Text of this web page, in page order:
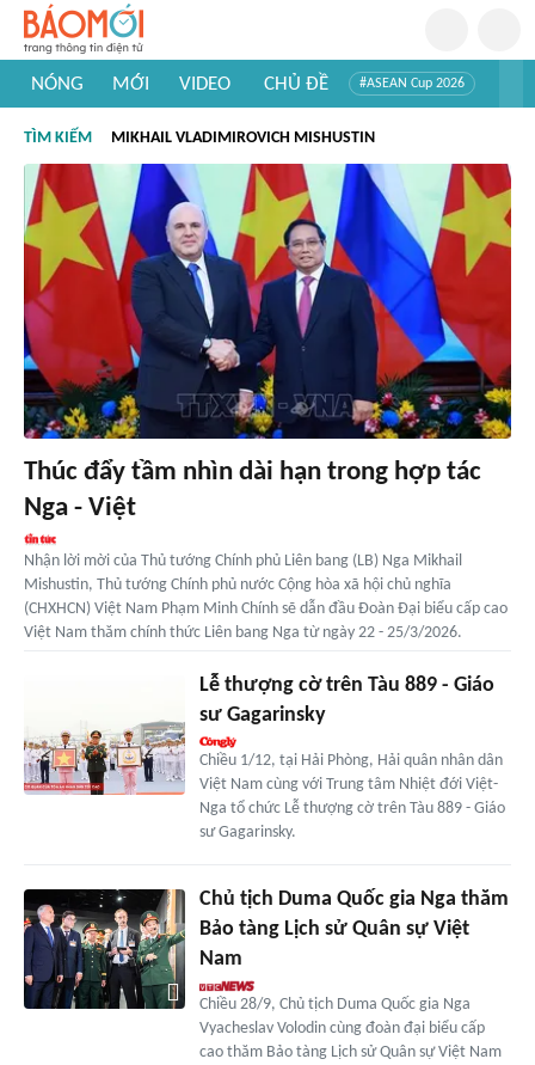
NÓNG MỚI VIDEO CHỦ ĐỀ #ASEAN Cup 2026
#Khám phá thế giới
TÌM KIẾM MIKHAIL VLADIMIROVICH MISHUSTIN
Thúc đẩy tầm nhìn dài hạn trong hợp tác
Nga - Việt
Nhận lời mời của Thủ tướng Chính phủ Liên bang (LB) Nga Mikhail
Mishustin, Thủ tướng Chính phủ nước Cộng hòa xã hội chủ nghĩa
(CHXHCN) Việt Nam Phạm Minh Chính sẽ dẫn đầu Đoàn Đại biểu cấp cao
Việt Nam thăm chính thức Liên bang Nga từ ngày 22 - 25/3/2026.
Lễ thượng cờ trên Tàu 889 - Giáo
sư Gagarinsky
Chiều 1/12, tại Hải Phòng, Hải quân nhân dân
Việt Nam cùng với Trung tâm Nhiệt đới Việt-
Nga tổ chức Lễ thượng cờ trên Tàu 889 - Giáo
sư Gagarinsky.
Chủ tịch Duma Quốc gia Nga thăm
Bảo tàng Lịch sử Quân sự Việt
Nam
Chiều 28/9, Chủ tịch Duma Quốc gia Nga
Vyacheslav Volodin cùng đoàn đại biểu cấp
cao thăm Bảo tàng Lịch sử Quân sự Việt Nam